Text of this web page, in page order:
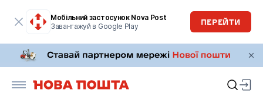
Мобільний застосунок Nova Post
Завантажуй в Google Play
ПЕРЕЙТИ